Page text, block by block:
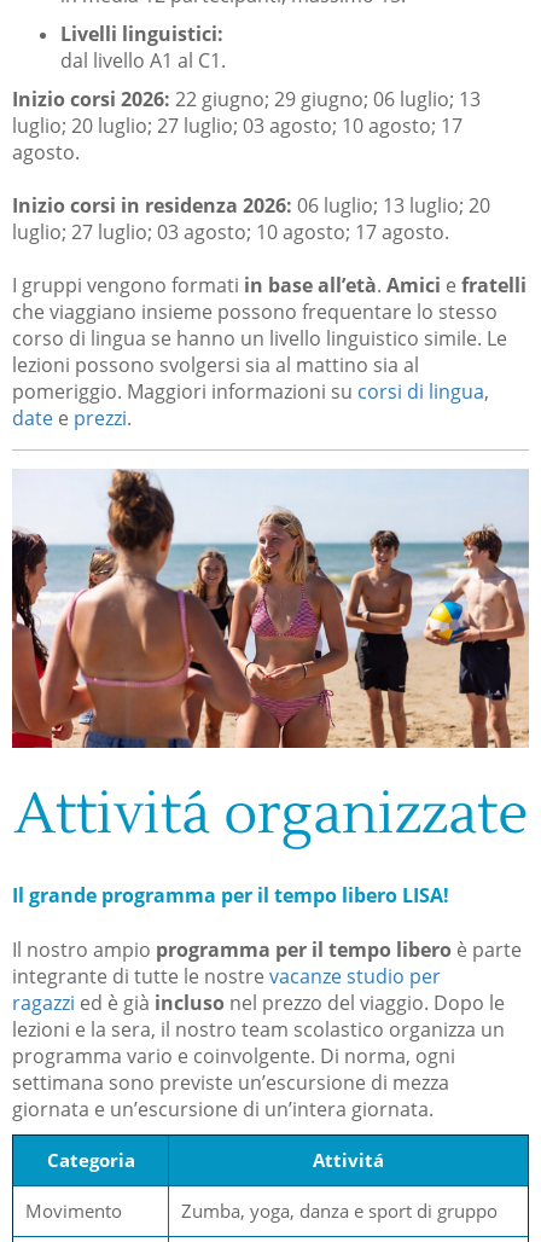
Livelli linguistici:
dal livello A1 al C1.
Inizio corsi 2026: 22 giugno; 29 giugno; 06 luglio; 13
luglio; 20 luglio; 27 luglio; 03 agosto; 10 agosto; 17
agosto.
Inizio corsi in residenza 2026: 06 luglio; 13 luglio; 20
luglio; 27 luglio; 03 agosto; 10 agosto; 17 agosto.
I gruppi vengono formati in base all’età. Amici e fratelli
che viaggiano insieme possono frequentare lo stesso
corso di lingua se hanno un livello linguistico simile. Le
lezioni possono svolgersi sia al mattino sia al
pomeriggio. Maggiori informazioni su corsi di lingua,
date e prezzi.
Attivitá organizzate
Il grande programma per il tempo libero LISA!
Il nostro ampio programma per il tempo libero è parte
integrante di tutte le nostre vacanze studio per
ragazzi ed è già incluso nel prezzo del viaggio. Dopo le
lezioni e la sera, il nostro team scolastico organizza un
programma vario e coinvolgente. Di norma, ogni
settimana sono previste un’escursione di mezza
giornata e un’escursione di un’intera giornata.
Categoria Attivitá
Movimento Zumba, yoga, danza e sport di gruppo